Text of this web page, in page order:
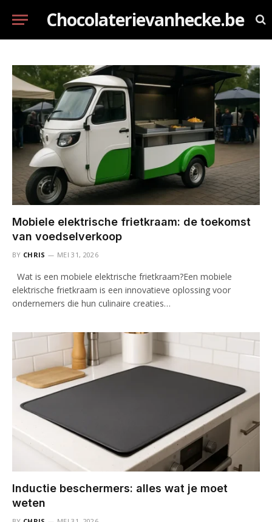
Chocolaterievanhecke.be
Mobiele elektrische frietkraam: de toekomst
van voedselverkoop
BY CHRIS MEI 31, 2026
Wat is een mobiele elektrische frietkraam?Een mobiele
elektrische frietkraam is een innovatieve oplossing voor
ondernemers die hun culinaire creaties…
Inductie beschermers: alles wat je moet
weten